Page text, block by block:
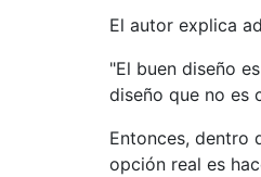
El autor explica
"El buen diseño
diseño que no es
Entonces, dentro
opción real es